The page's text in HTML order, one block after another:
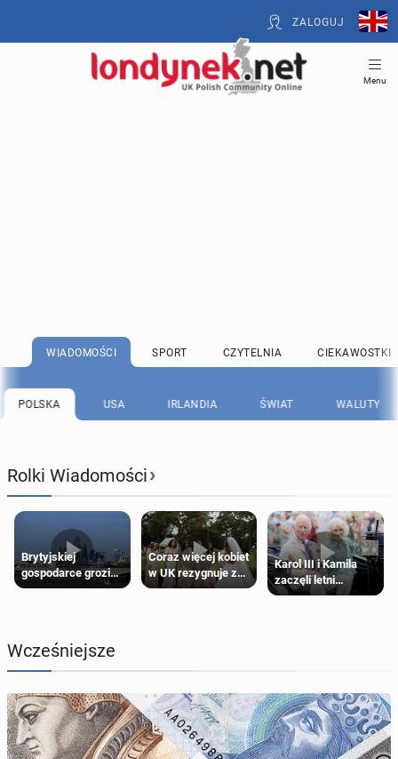
ZALOGUJ
Menu
WIADOMOŚCI SPORT CZYTELNIA CIEKAWOSTKI
POLSKA USA IRLANDIA ŚWIAT WALUTY
Rolki Wiadomości›
Brytyjskiej
gospodarce grozi
recesja, jeśli
Coraz więcej kobiet
w UK rezygnuje z
roli druhny na
Karol III i Kamila
zaczęli letni
odpoczynek po
Wcześniejsze